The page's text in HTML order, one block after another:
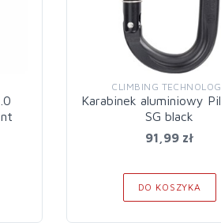
CLIMBING
Karabinek aluminiowy
SG black
91,99 zł
DO KOSZYKA